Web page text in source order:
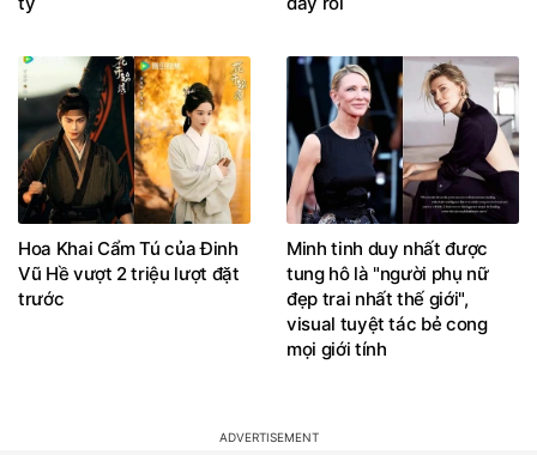
Hoa Khai Cẩm Tú của Đinh
Vũ Hề vượt 2 triệu lượt đặt
trước
Minh tinh duy nhất được
tung hô là "người phụ nữ
đẹp trai nhất thế giới",
visual tuyệt tác bẻ cong
mọi giới tính